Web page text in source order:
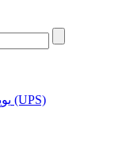
یوپی اس (UPS)